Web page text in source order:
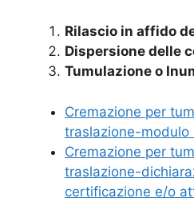
Rilascio in affido
Dispersione delle
Tumulazione o
Cremazione per
traslazione-modulo
Cremazione per
traslazione-
certificazione e/o